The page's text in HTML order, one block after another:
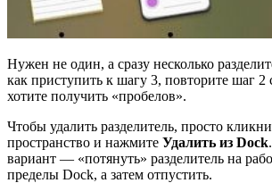
Нужен не один, а сразу несколько
как приступить к шагу 3, повторите шаг 2
хотите получить «пробелов».
Чтобы удалить разделитель, просто
пространство и нажмите Удалить из Dock
вариант — «потянуть» разделитель на
пределы Dock, а затем отпустить.